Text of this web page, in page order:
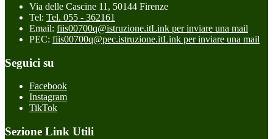
Via delle Cascine 11, 50144 Firenze
Tel: Tel. 055 - 362161
Email: fiis00700q@istruzione.itLink per inviare una mail
PEC: fiis00700q@pec.istruzione.itLink per inviare una mail
Seguici su
Facebook
Instagram
TikTok
Sezione Link Utili